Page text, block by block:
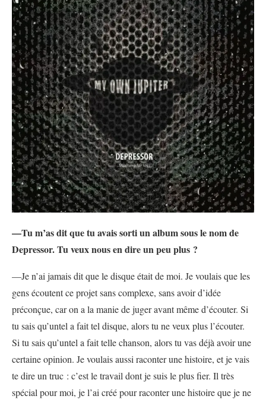
—Tu m’as dit que tu avais sorti un album sous le nom de
Depressor. Tu veux nous en dire un peu plus ?
—Je n’ai jamais dit que le disque était de moi. Je voulais que les
gens écoutent ce projet sans complexe, sans avoir d’idée
préconçue, car on a la manie de juger avant même d’écouter. Si
tu sais qu’untel a fait tel disque, alors tu ne veux plus l’écouter.
Si tu sais qu’untel a fait telle chanson, alors tu vas déjà avoir une
certaine opinion. Je voulais aussi raconter une histoire, et je vais
te dire un truc : c’est le travail dont je suis le plus fier. Il très
spécial pour moi, je l’ai créé pour raconter une histoire que je ne